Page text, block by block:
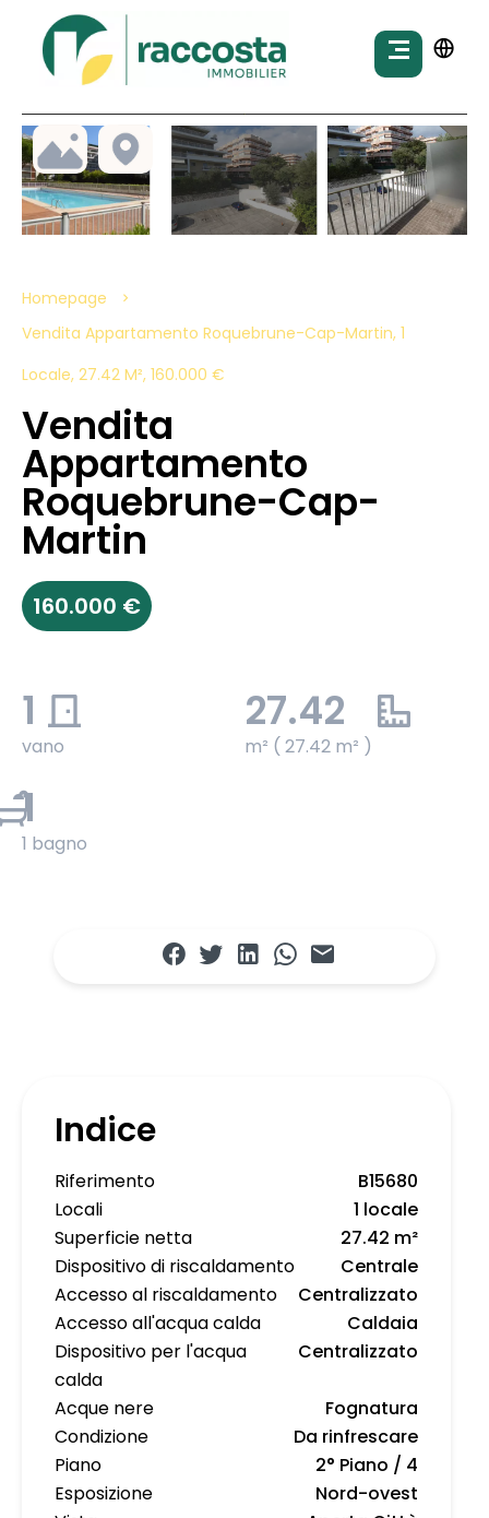
Homepage
Vendita Appartamento Roquebrune-Cap-Martin, 1
Locale, 27.42 M², 160.000 €
Vendita
Appartamento
Roquebrune-Cap-
Martin
160.000 €
1
vano
27.42
m² ( 27.42 m² )
1
1 bagno
Indice
Riferimento
B15680
Locali
1 locale
Superficie netta
27.42 m²
Dispositivo di riscaldamento
Centrale
Accesso al riscaldamento
Centralizzato
Accesso all'acqua calda
Caldaia
Dispositivo per l'acqua
calda
Centralizzato
Acque nere
Fognatura
Condizione
Da rinfrescare
Piano
2° Piano / 4
Esposizione
Nord-ovest